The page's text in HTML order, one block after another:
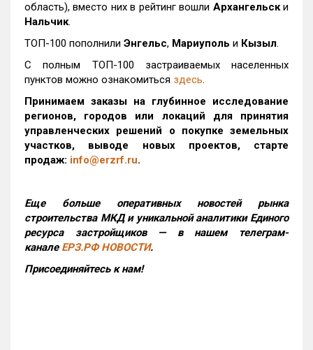
область), вместо них в рейтинг вошли Архангельски
Нальчик.
ТОП-100 пополнили Энгельс, Мариуполь и Кызыл.
С полным ТОП-100 застраиваемых населенных
пунктов можно ознакомиться здесь.
Принимаем заказы на глубинное исследование
регионов, городов или локаций для принятия
управленческих решений о покупке земельных
участков, выводе новых проектов, старте
продаж: info@erzrf.ru.
Еще больше оперативных новостей рынка
строительства МКД и уникальной аналитики Единого
ресурса застройщиков — в нашем телеграм-
канале ЕРЗ.РФ НОВОСТИ.
Присоединяйтесь к нам!